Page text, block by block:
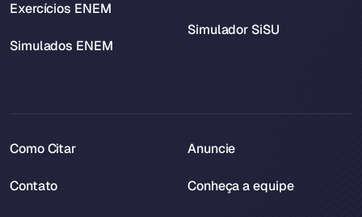
Exercícios ENEM
Simulados ENEM
Simulador SiSU
Como Citar
Contato
Anuncie
Conheça a equipe